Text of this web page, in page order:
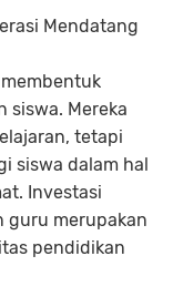
Mendatang
siswa. Mereka
tetapi
siswa dalam hal
Investasi
guru merupakan
pendidikan